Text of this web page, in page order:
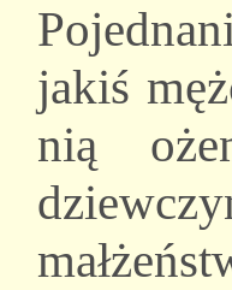
jakiś
nią